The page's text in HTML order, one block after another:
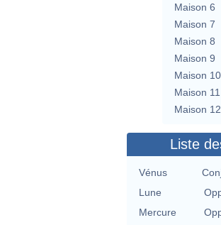
Maison 6
Maison 7
Maison 8
Maison 9
Maison 10
Maison 11
Maison 12
Liste
Vénus
Lune
Mercure